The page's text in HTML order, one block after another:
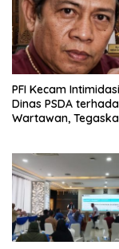
PFI Kecam
Dinas PSDA
Wartawan,